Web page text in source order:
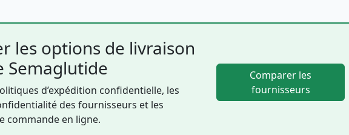
les options de livraison
Semaglutide
d’expédition confidentielle, les
des fournisseurs et les
commande en ligne.
Comparer les
fournisseurs